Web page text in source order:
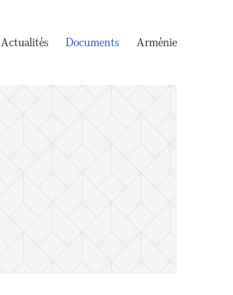
Actualités Documents Arménie